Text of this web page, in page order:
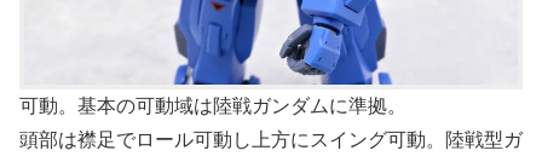
可動。基本の可動域は陸戦ガンダムに準拠。
頭部は襟足でロール可動し上方にスイング可動。陸戦型ガ